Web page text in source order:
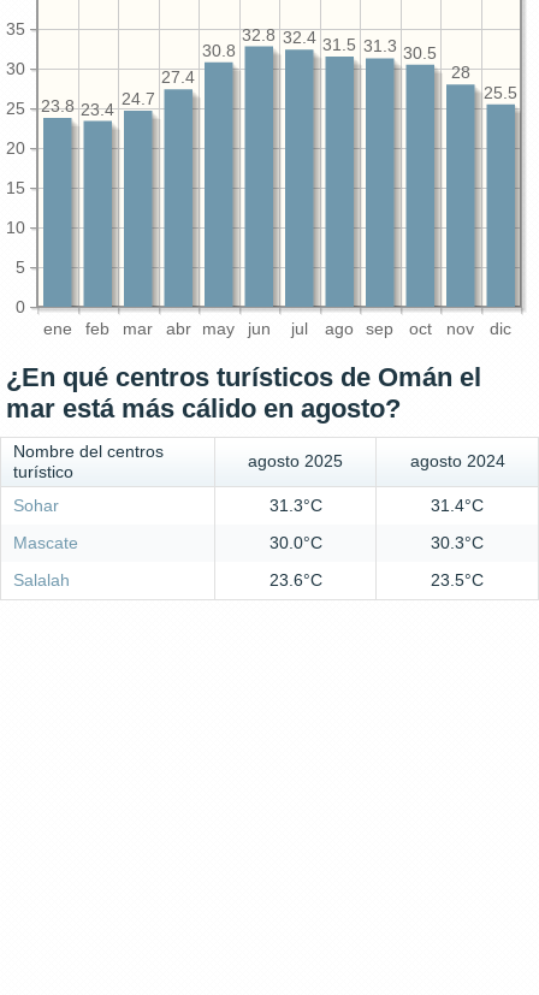
ene feb mar abr may jun jul ago sep oct nov dic
0
5
10
15
20
25
30
35
25.5
28
30.5
31.3
31.5
32.4
32.8
30.8
27.4
24.7
23.4
23.8
¿En qué centros turísticos de Omán el
mar está más cálido en agosto?
Nombre del centros
turístico
agosto 2025 agosto 2024
Sohar 31.3°C
31.4°C
Mascate
30.0°C
30.3°C
Salalah
23.6°C 23.5°C